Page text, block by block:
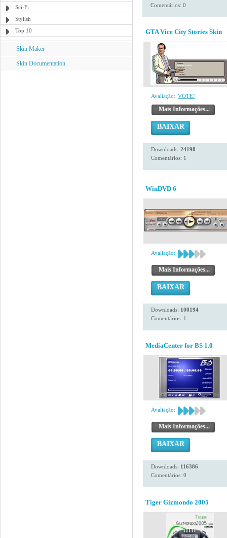
Sci-Fi
Stylish
Top 10
Skin Maker
Skin Documentation
Comentários: 0
GTA Vice City Stories Skin
Avaliação: VOTE!
Mais Informações...
BAIXAR
Downloads: 24198
Comentários: 1
WinDVD 6
Avaliação:
Mais Informações...
BAIXAR
Downloads: 100194
Comentários: 1
MediaCenter for BS 1.0
Avaliação:
Mais Informações...
BAIXAR
Downloads: 116386
Comentários: 0
Tiger Gizmondo 2005